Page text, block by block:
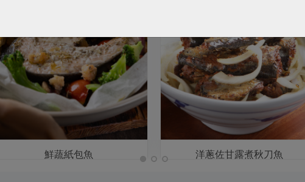
鮮蔬紙包魚 洋蔥佐甘露煮秋刀魚